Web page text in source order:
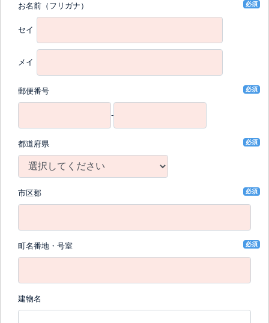
お名前（フリガナ） 必須
セイ
メイ
郵便番号 必須
-
都道府県 必須
市区郡 必須
町名番地・号室 必須
建物名